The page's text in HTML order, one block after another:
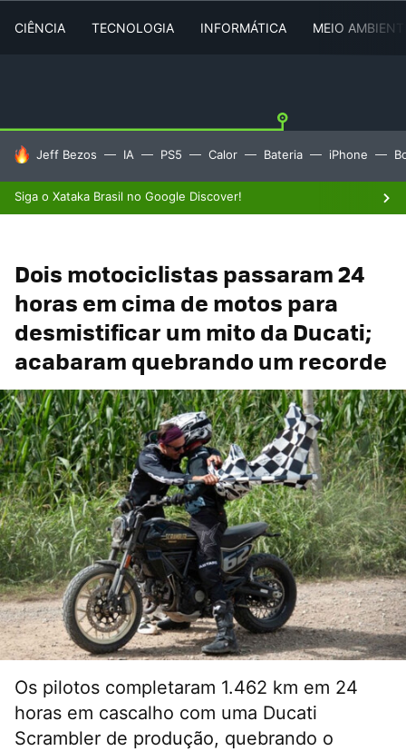
CIÊNCIA TECNOLOGIA INFORMÁTICA MEIO
TENDÊNCIAS DO DIA
Jeff Bezos IA PS5 Calor Bateria iPhone
Siga o Xataka Brasil no Google Discover!
Dois motociclistas passaram 24
horas em cima de motos para
desmistificar um mito da Ducati;
acabaram quebrando um recorde
Os pilotos completaram 1.462 km em 24
horas em cascalho com uma Ducati
Scrambler de produção, quebrando o